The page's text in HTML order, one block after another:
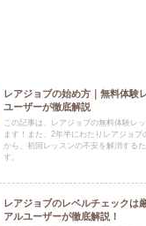
レアジョブの始め方｜無料体験
ユーザーが徹底解説
この記事は、レアジョブの無料体験レ
ます！また、2年半にわたりレアジョ
から、初回レッスンの不安を解消する
す。
レアジョブのレベルチェックは
アルユーザーが徹底解説！